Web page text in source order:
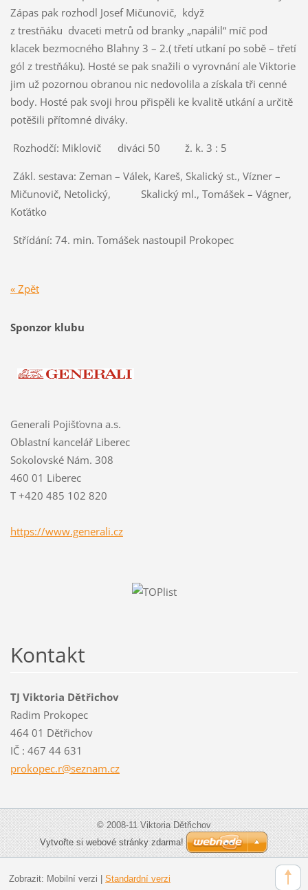
Zápas pak rozhodl Josef Mičunovič, když
z trestňáku dvaceti metrů od branky „napálil“ míč pod
klacek bezmocného Blahny 3 – 2.( třetí utkaní po sobě – třetí
gól z trestňáku). Hosté se pak snažili o vyrovnání ale Viktorie
jim už pozornou obranou nic nedovolila a získala tři cenné
body. Hosté pak svoji hrou přispěli ke kvalitě utkání a určitě
potěšili přítomné diváky.
Rozhodčí: Miklovičdiváci 50 ž. k. 3 : 5
Zákl. sestava: Zeman – Válek, Kareš, Skalický st., Vízner –
Mičunovič, Netolický, Skalický ml., Tomášek – Vágner,
Koťátko
Střídání: 74. min. Tomášek nastoupil Prokopec
« Zpět
Sponzor klubu
Generali Pojišťovna a.s.
Oblastní kancelář Liberec
Sokolovské Nám. 308
460 01 Liberec
T +420 485 102 820
https://www.generali.cz
Kontakt
TJ Viktoria Dětřichov
Radim Prokopec
464 01 Dětřichov
IČ : 467 44 631
prokopec.r@seznam.cz
© 2008-11 Viktoria Dětřichov
Vytvořte si webové stránky zdarma!
Zobrazit: Mobilní verzi | Standardní verzi